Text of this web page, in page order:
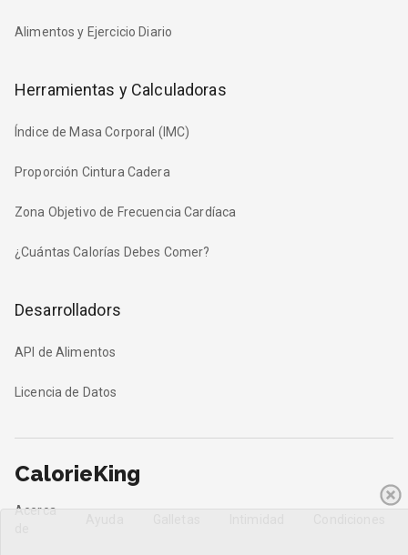
Alimentos y Ejercicio Diario
Herramientas y Calculadoras
Índice de Masa Corporal (IMC)
Proporción Cintura Cadera
Zona Objetivo de Frecuencia Cardíaca
¿Cuántas Calorías Debes Comer?
Desarrolladors
API de Alimentos
Licencia de Datos
CalorieKing
Acerca